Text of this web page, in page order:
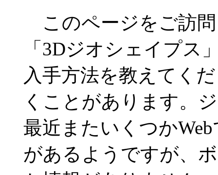
このページをご訪
「3Dジオシェイプス
入手方法を教えてく
くことがあります。
最近またいくつか
があるようですが、